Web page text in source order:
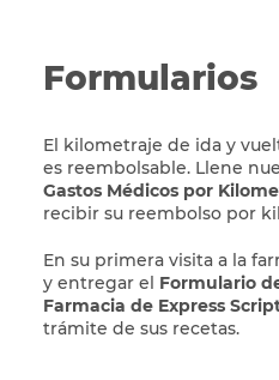
Formularios
El kilometraje de ida y
es reembolsable. Llene
Gastos Médicos por
recibir su reembolso por
En su primera visita a la
y entregar el Formulario
Farmacia de Express
trámite de sus recetas.